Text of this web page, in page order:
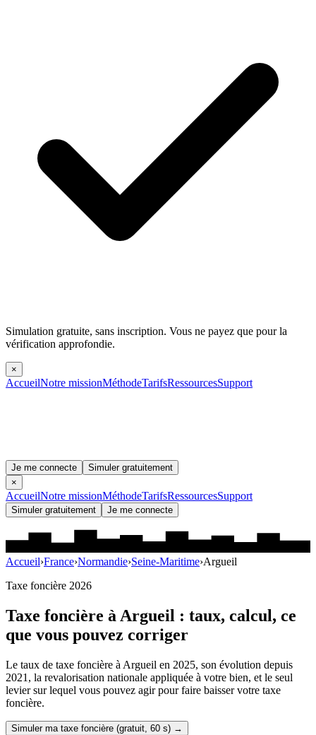
Simulation gratuite, sans inscription. Vous ne payez que pour la
vérification approfondie.
×
AccueilNotre missionMéthodeTarifsRessourcesSupport
Je me connecte
Simuler gratuitement
×
AccueilNotre missionMéthodeTarifsRessourcesSupport
Simuler gratuitement Je me connecte
Accueil›France›Normandie›Seine-Maritime›Argueil
Taxe foncière 2026
Taxe foncière àArgueil : taux, calcul, ce
que vous pouvez corriger
Le taux de taxe foncière à Argueil en 2025, son évolution depuis
2021, la revalorisation nationale appliquée à votre bien, et le seul
levier sur lequel vous pouvez agir pour faire baisser votre taxe
foncière.
Simuler ma taxe foncière (gratuit, 60 s) →